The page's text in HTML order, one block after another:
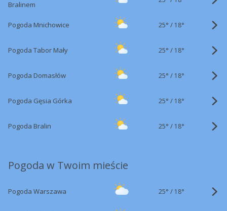
Bralinem
Pogoda Mnichowice 25° / 18°
Pogoda Tabor Mały 25° / 18°
Pogoda Domasłów 25° / 18°
Pogoda Gęsia Górka 25° / 18°
Pogoda Bralin 25° / 18°
Pogoda w Twoim mieście
Pogoda Warszawa 25° / 18°